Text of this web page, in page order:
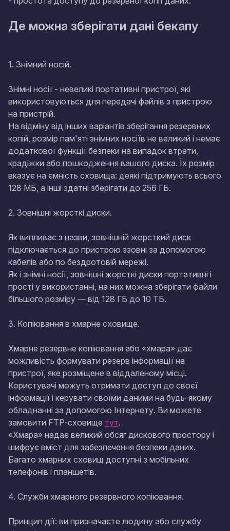
Де можна зберігати дані бекапу
1. Знімний носій.
Знімні носії - невеликі портативні пристрої, які
використовуються для передачі файлів з пристрою
на пристрій.
На відміну від інших варіантів зберігання резервних
копій, розмір пам'яті знімних носіїв не великий і немає
додаткової функції безпеки на випадок втрати,
крадіжки або пошкодження вашого диска. Їх розмір
вказує на ємність сховища: деякі підтримують всього
128 МБ, а інші здатні зберігати до 256 ГБ.
2. Зовнішні жорсткі диски.
Як випливає з назви, зовнішній жорсткий диск
підключається до пристрою ззовні за допомогою
кабелів або по бездротовій мережі.
Як і знімні носії, зовнішні жорсткі диски портативні і
прості у використанні, на них можна зберігати файли
більшого розміру — від 128 ГБ до 10 ТБ.
3. Копіювання в хмарне сховище.
Хмарне резервне копіювання або «хмара» дає
можливість формувати резерв інформації на
пристрої, яке розміщене в віддаленому місці.
Користувачі можуть отримати доступ до своєї
інформації і керувати своїми даними на будь-якому
обладнанні за допомогою Інтернету. Ви можете
замовити FTP-сховище тут.
«Хмара» надає великий обсяг дискового простору і
шифрує вміст для забезпечення безпеки даних.
Багато хмарних сховищ доступні з мобільних
телефонів і планшетів.
4. Служби хмарного резервного копіювання.
Принцип дії: ви призначаєте людину або службу